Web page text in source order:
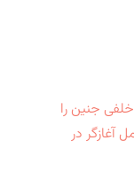
جنین را
آغازگر در